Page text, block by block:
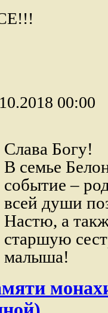
00:00
Слава Богу!
В семье
событие –
всей души
Настю, а
старшую
малыша!